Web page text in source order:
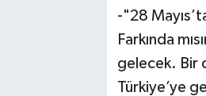
-"28
Farkında
gelecek. Bir
Türkiye’ye